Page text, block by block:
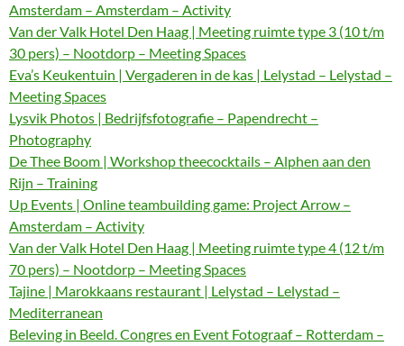
Amsterdam – Amsterdam – Activity
Van der Valk Hotel Den Haag | Meeting ruimte type 3 (10 t/m
30 pers) – Nootdorp – Meeting Spaces
Eva’s Keukentuin | Vergaderen in de kas | Lelystad – Lelystad –
Meeting Spaces
Lysvik Photos | Bedrijfsfotografie – Papendrecht –
Photography
De Thee Boom | Workshop theecocktails – Alphen aan den
Rijn – Training
Up Events | Online teambuilding game: Project Arrow –
Amsterdam – Activity
Van der Valk Hotel Den Haag | Meeting ruimte type 4 (12 t/m
70 pers) – Nootdorp – Meeting Spaces
Tajine | Marokkaans restaurant | Lelystad – Lelystad –
Mediterranean
Beleving in Beeld. Congres en Event Fotograaf – Rotterdam –